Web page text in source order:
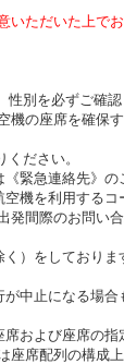
ただいた上でお
別を必ずご確認
機の座席を確保
ださい。
緊急連絡先》の
機を利用する
発間際のお問い
）をしており
中止になる場
および座席の
座席配列の構成